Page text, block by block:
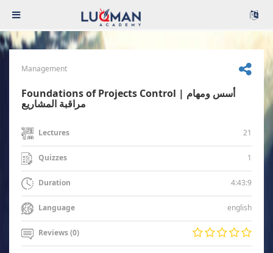
Management
Foundations of Projects Control | أسس ومهام
مراقبة المشاريع
Lectures 21
Quizzes 1
Duration 4:43:9
Language english
Reviews (0)